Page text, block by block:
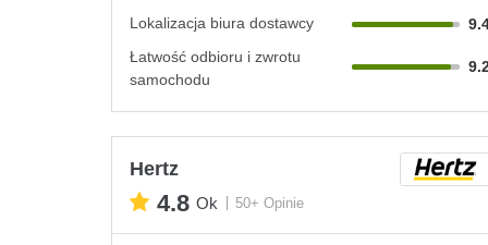
Lokalizacja biura dostawcy
Łatwość odbioru i zwrotu
samochodu
Hertz
4.8 Ok 50+ Opinie